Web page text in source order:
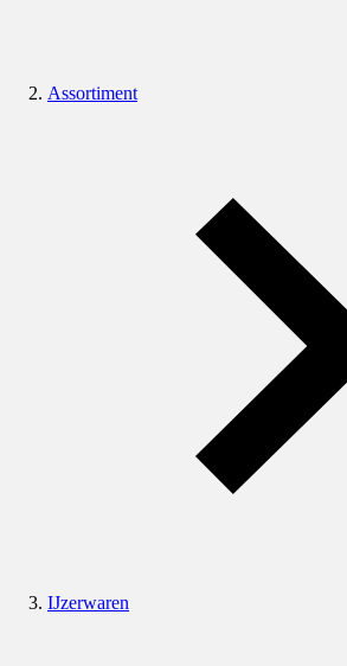
Assortiment
IJzerwaren